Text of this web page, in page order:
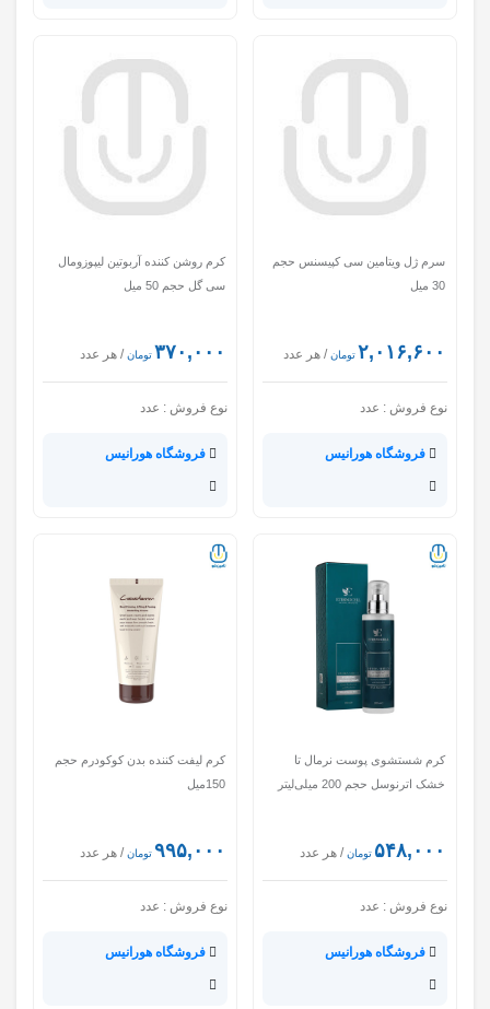
سرم ژل ویتامین سی کپیسنس حجم
30 میل
۲,۰۱۶,۶۰۰تومان / هر عدد
نوع فروش : عدد
فروشگاه هورانیس
کرم روشن کننده آربوتین لیپوزومال
سی گل حجم 50 میل
۳۷۰,۰۰۰تومان / هر عدد
نوع فروش : عدد
فروشگاه هورانیس
کرم شستشوی پوست نرمال تا
خشک اترنوسل حجم 200 میلی‌لیتر
۵۴۸,۰۰۰ تومان / هر عدد
نوع فروش : عدد
فروشگاه هورانیس
کرم لیفت کننده بدن کوکودرم حجم
150میل
۹۹۵,۰۰۰ تومان / هر عدد
نوع فروش : عدد
فروشگاه هورانیس